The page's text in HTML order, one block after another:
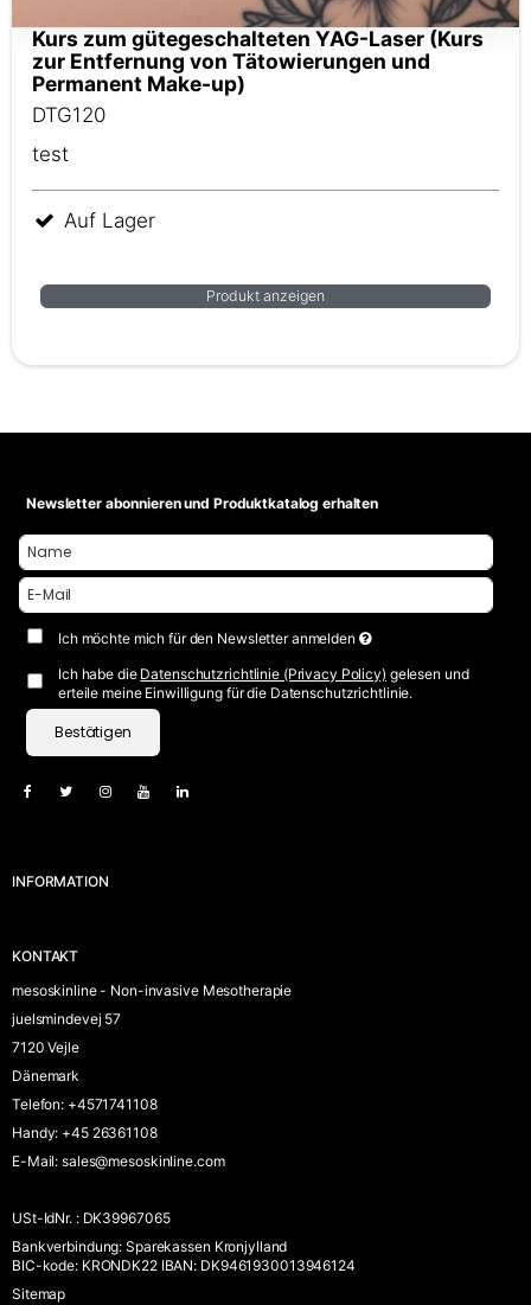
Kurs zum gütegeschalteten YAG-Laser (Kurs
zur Entfernung von Tätowierungen und
Permanent Make-up)
DTG120
test
Auf Lager
Produkt anzeigen
Newsletter abonnieren und Produktkatalog erhalten
Ich möchte mich für den Newsletter anmelden
Ich habe die Datenschutzrichtlinie (Privacy Policy) gelesen und
erteile meine Einwilligung für die Datenschutzrichtlinie.
Bestätigen
INFORMATION
KONTAKT
mesoskinline - Non-invasive Mesotherapie
juelsmindevej 57
7120 Vejle
Dänemark
Telefon: +4571741108
Handy: +45 26361108
E-Mail: sales@mesoskinline.com
USt-IdNr. :DK39967065
Bankverbindung: Sparekassen Kronjylland
BIC-kode: KRONDK22 IBAN: DK9461930013946124
Sitemap